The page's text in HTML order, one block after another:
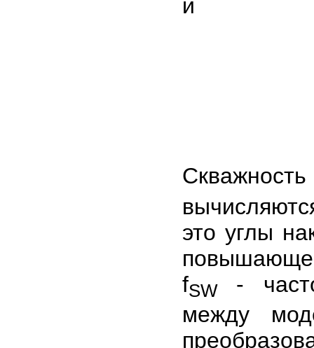
и
это углы
fSW -
между